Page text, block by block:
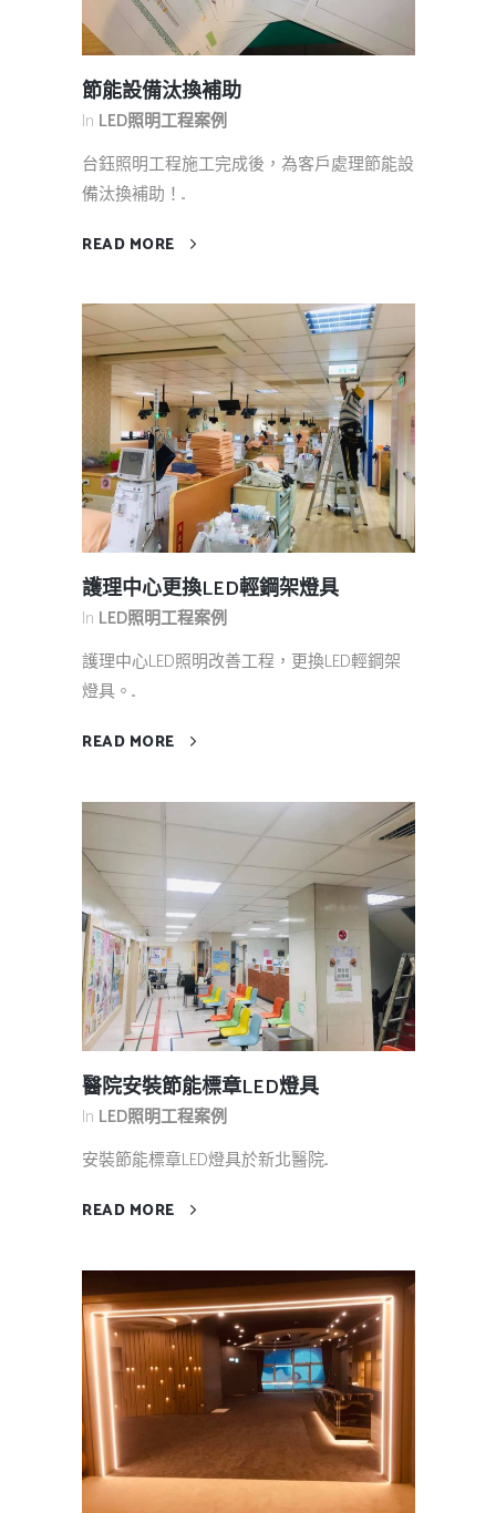
節能設備汰換補助
In LED照明工程案例
台鈺照明工程施工完成後，為客戶處理節能設
備汰換補助！...
READ MORE
護理中心更換LED輕鋼架燈具
In LED照明工程案例
護理中心LED照明改善工程，更換LED輕鋼架
燈具。...
READ MORE
醫院安裝節能標章LED燈具
In LED照明工程案例
安裝節能標章LED燈具於新北醫院...
READ MORE